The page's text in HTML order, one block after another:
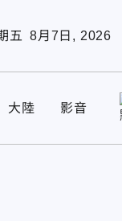
五 8月7日, 2026
大陸 影音